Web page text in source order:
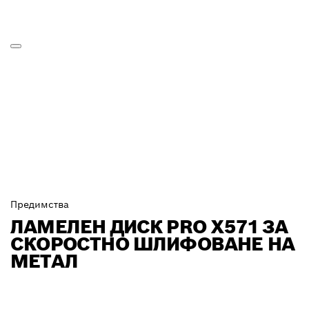
Предимства
ЛАМЕЛЕН ДИСК PRO X571 ЗА
СКОРОСТНО ШЛИФОВАНЕ НА
МЕТАЛ